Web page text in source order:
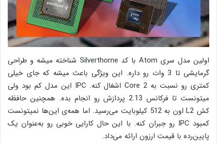
اولین مدل سری Atom با کد Silverthorne شناخته میشه و طراحی
گرمایشی تا 3 وات رو داره. این ویژگی باعث میشه که جای خیلی
کمتری رو نسبت به Core 2 اشغال کنه. IPC این مدل کم بود ولی
میتونست تا فرکانس 2.13 پردازش رو انجام بده. همچنین حافظه
کش L2 اون به 512 کیلوبایت می‌رسید. اما همه‌ی این‌ها نمیتونست
کمبود IPC رو جبران کنه. با این حال کارایی خوبی رو به‌عنوان یک
پایین‌رده با قیمت ارزون ارائه می‌داد.